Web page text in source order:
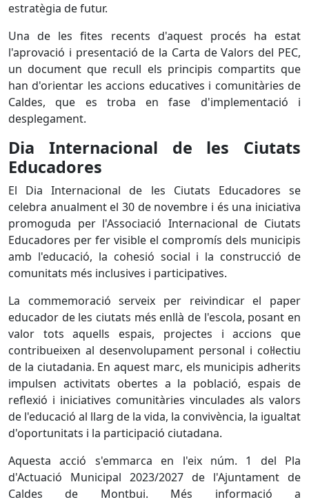
estratègia de futur.
Una de les fites recents d'aquest procés ha estat
l'aprovació i presentació de la Carta de Valors del PEC,
un document que recull els principis compartits que
han d'orientar les accions educatives i comunitàries de
Caldes, que es troba en fase d'implementació i
desplegament.
Dia Internacional de les Ciutats
Educadores
El Dia Internacional de les Ciutats Educadores se
celebra anualment el 30 de novembre i és una iniciativa
promoguda per l'Associació Internacional de Ciutats
Educadores per fer visible el compromís dels municipis
amb l'educació, la cohesió social i la construcció de
comunitats més inclusives i participatives.
La commemoració serveix per reivindicar el paper
educador de les ciutats més enllà de l'escola, posant en
valor tots aquells espais, projectes i accions que
contribueixen al desenvolupament personal i col·lectiu
de la ciutadania. En aquest marc, els municipis adherits
impulsen activitats obertes a la població, espais de
reflexió i iniciatives comunitàries vinculades als valors
de l'educació al llarg de la vida, la convivència, la igualtat
d'oportunitats i la participació ciutadana.
Aquesta acció s'emmarca en l'eix núm. 1 del Pla
d'Actuació Municipal 2023/2027 de l'Ajuntament de
Caldes de Montbui. Més informació a